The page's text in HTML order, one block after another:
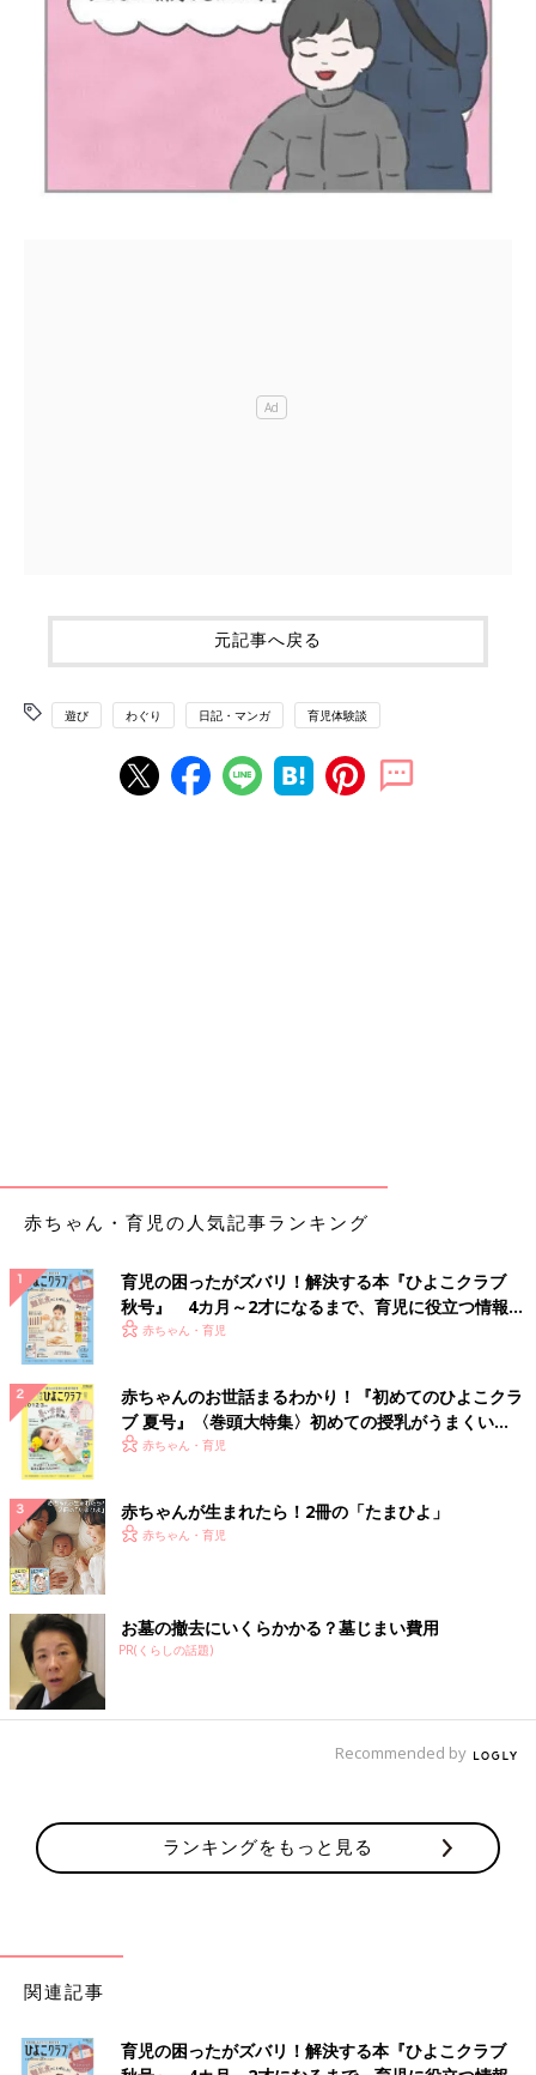
元記事へ戻る
遊び わぐり 日記・マンガ 育児体験談
赤ちゃん・育児の人気記事ランキング
育児の困ったがズバリ！解決する本『ひよこクラブ
秋号』 4カ月～2才になるまで、育児に役立つ情報が
いっぱい！
赤ちゃん・育児
赤ちゃんのお世話まるわかり！『初めてのひよこクラ
ブ 夏号』〈巻頭大特集〉初めての授乳がうまくい
く！ おっぱい・ミルクの基本と夏のトラブル 解決テ
赤ちゃん・育児
赤ちゃんが生まれたら！2冊の「たまひよ」
赤ちゃん・育児
お墓の撤去にいくらかかる？墓じまい費用
PR(くらしの話題)
Recommended by
ランキングをもっと見る
関連記事
育児の困ったがズバリ！解決する本『ひよこクラブ